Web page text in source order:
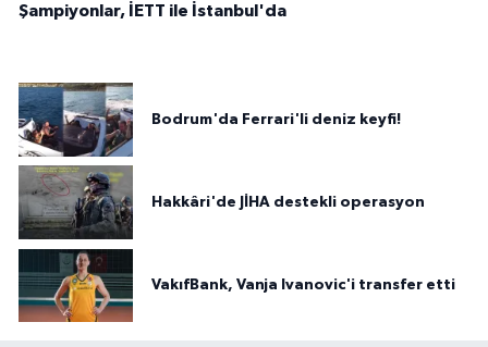
Şampiyonlar, İETT ile İstanbul'da
Bodrum'da Ferrari'li deniz keyfi!
Hakkâri'de JİHA destekli operasyon
VakıfBank, Vanja Ivanovic'i transfer etti